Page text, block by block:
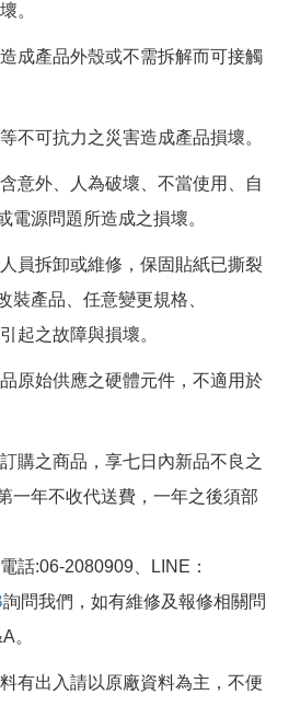
。
成產品外殼或不需拆解而可接觸
不可抗力之災害造成產品損壞。
意外、人為破壞、不當使用、自
電源問題所造成之損壞。
員拆卸或維修，保固貼紙已撕裂
裝產品、任意變更規格、
起之故障與損壞。
原始供應之硬體元件，不適用於
購之商品，享七日內新品不良之
一年不收代送費，一年之後須部
話:06-2080909、LINE：
詢問我們，如有維修及報修相關問
。
有出入請以原廠資料為主，不便